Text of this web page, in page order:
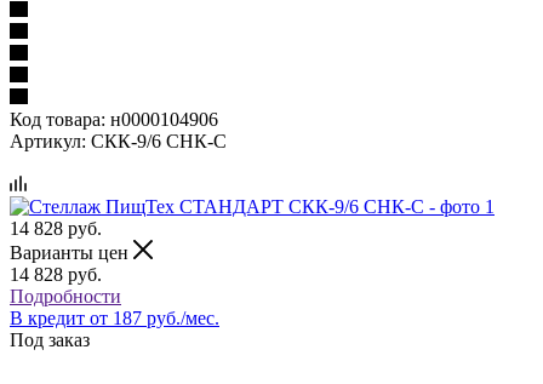
Код товара: н0000104906
Артикул: СКК-9/6 СНК-С
14 828 руб.
Варианты цен
14 828 руб.
Подробности
В кредит от 187 руб./мес.
Под заказ